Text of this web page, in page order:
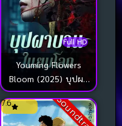
Full HD
Youming Flowers
Bloom (2025) บุปผา
บานในยมโลก
7.6